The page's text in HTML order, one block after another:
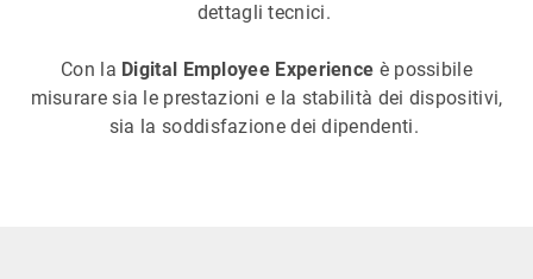
dettagli tecnici.
Con la Digital Employee Experience è possibile
misurare sia le prestazioni e la stabilità dei dispositivi,
sia la soddisfazione dei dipendenti.